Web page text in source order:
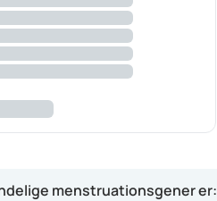
menstruationsgener er: